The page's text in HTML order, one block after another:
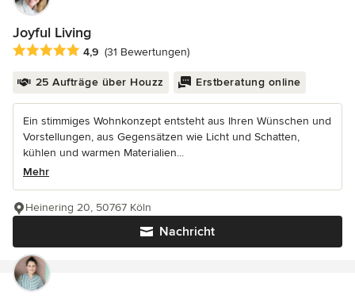
Joyful Living
Durchschnittliche Bewertung: 4.9 von 5 Sternen
4,9 (31 Bewertungen)
25 Aufträge über Houzz Erstberatung online
Ein stimmiges Wohnkonzept entsteht aus Ihren Wünschen und
Vorstellungen, aus Gegensätzen wie Licht und Schatten,
kühlen und warmen Materialien...
Mehr
Nachricht
Heinering 20, 50767 Köln